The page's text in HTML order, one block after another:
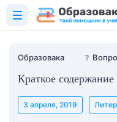
Образовака ❓
Краткое
3 апреля, 2019